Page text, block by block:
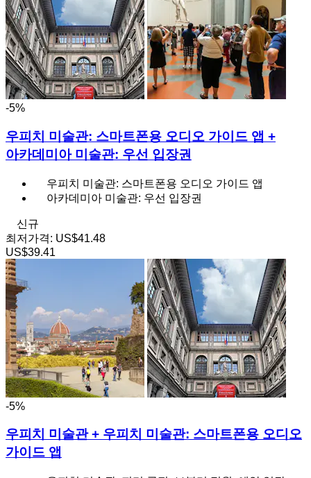
-5%
우피치 미술관: 스마트폰용 오디오 가이드 앱 +
아카데미아 미술관: 우선 입장권
우피치 미술관: 스마트폰용 오디오 가이드 앱
아카데미아 미술관: 우선 입장권
신규
최저가격: US$41.48
US$39.41
-5%
우피치 미술관 + 우피치 미술관: 스마트폰용 오디오
가이드 앱